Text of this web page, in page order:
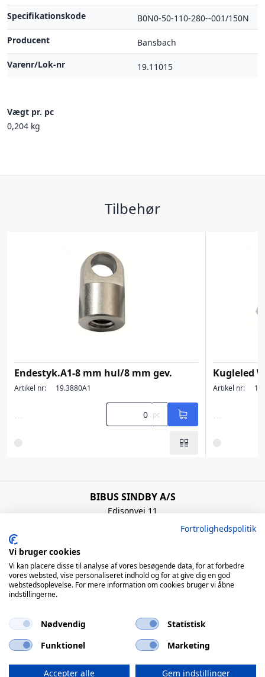
Specifikationskode
B0N0-50-110-280--001/150N
Producent
Bansbach
Varenr/Lok-nr
19.11015
Vægt pr. pc
0,204 kg
Tilbehør
Endestyk.A1-8 mm hul/8 mm gev.
Artikel nr: 19.3880A1
... pc
Kugleled
Artikel nr:
...
BIBUS SINDBY A/S
Edisonvej 11
Åbningstider
Man – Tors: 8:00 – 16:00 / Fre: 8:00 – 15:00
QUICK LINKS
© 2026 BIBUS, all rights reserved
Fortrolighedspolitik
Vi bruger cookies
Vi kan placere disse til analyse af vores besøgende data, for at forbedre
vores websted, vise personaliseret indhold og for at give dig en god
webstedsoplevelse. For mere information om cookies bruger vi åbne
indstillingerne.
Nødvendig
Statistisk
Funktionel
Marketing
Accepter alle Gem indstillinger